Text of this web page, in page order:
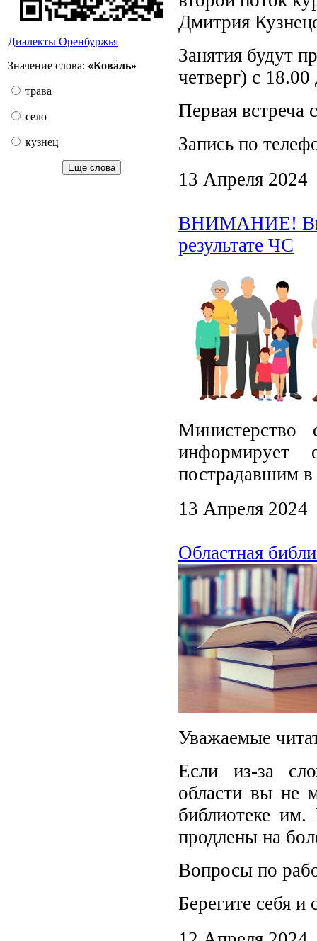
Диалекты Оренбуржья
Значение слова: «Кова́ль»
трава
село
кузнец
Еще слова
Дмитрия
Занятия будут
четверг) с
Первая встреча
Запись по
13 Апреля 2024
ВНИМАНИЕ!
результате ЧС
Министерство
информирует
пострадавшим
13 Апреля 2024
Областная
Уважаемые
Если из-за
области вы не
библиотеке
продлены на
Вопросы по
Берегите себя и